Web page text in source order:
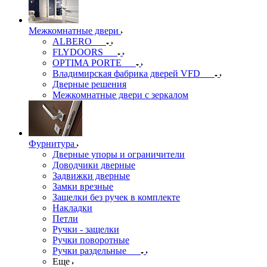
Межкомнатные двери
ALBERO
FLYDOORS
OPTIMA PORTE
Владимирская фабрика дверей VFD
Дверные решения
Межкомнатные двери c зеркалом
Фурнитура
Дверные упоры и ограничители
Доводчики дверные
Задвижки дверные
Замки врезные
Защелки без ручек в комплекте
Накладки
Петли
Ручки - защелки
Ручки поворотные
Ручки раздельные
Еще